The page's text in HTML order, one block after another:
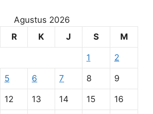
Agustus 2026
R K J S M
1 2
5 6 7 8 9
12 13 14 15 16